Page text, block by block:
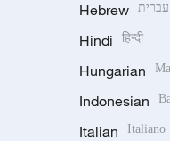
Hebrew עברית
Hindi हिन्दी
Hungarian
Indonesian
Italian Italiano